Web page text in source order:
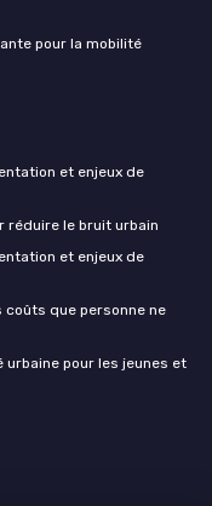
pour la mobilité
et enjeux de
réduire le bruit urbain
et enjeux de
que personne ne
pour les jeunes et